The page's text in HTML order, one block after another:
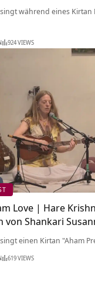
während eines Kirtan
924 VIEWS
Love | Hare
von Shankari
einen Kirtan "Aham
619 VIEWS